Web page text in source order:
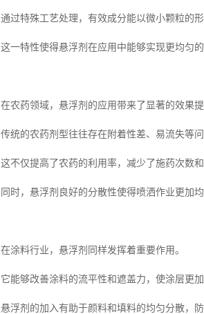
通过特殊工艺处理，有效成分能以微小颗粒的
这一特性使得悬浮剂在应用中能够实现更均匀
在农药领域，悬浮剂的应用带来了显著的效果提
传统的农药剂型往往存在附着性差、易流失等
这不仅提高了农药的利用率，减少了施药次数
同时，悬浮剂良好的分散性使得喷洒作业更加
在涂料行业，悬浮剂同样发挥着重要作用。
它能够改善涂料的流平性和遮盖力，使涂层更
悬浮剂的加入有助于颜料和填料的均匀分散，